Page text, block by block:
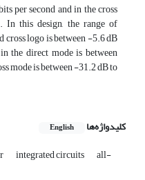
per second and in the cross
In this design, the range of
cross logo is between -5.6 dB
the direct mode is between
mode is between -31.2 dB to
کلیدواژه‌ها English
integrated circuits all-